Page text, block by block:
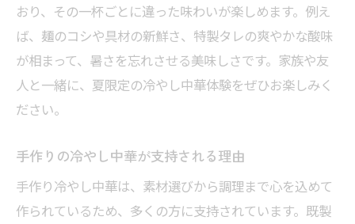
おり、その一杯ごとに違った味わいが楽しめます。例え
ば、麺のコシや具材の新鮮さ、特製タレの爽やかな酸味
が相まって、暑さを忘れさせる美味しさです。家族や友
人と一緒に、夏限定の冷やし中華体験をぜひお楽しみく
ださい。
手作りの冷やし中華が支持される理由
手作り冷やし中華は、素材選びから調理まで心を込めて
作られているため、多くの方に支持されています。既製